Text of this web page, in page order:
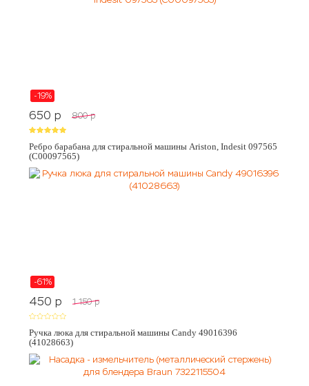
-19%
650 p 800 p
Ребро барабана для стиральной машины Ariston, Indesit 097565
(C00097565)
-61%
450 p 1 150 p
Ручка люка для стиральной машины Candy 49016396
(41028663)